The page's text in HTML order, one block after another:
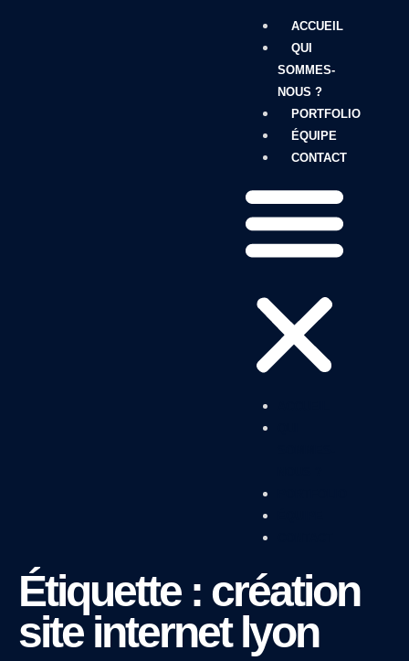
ACCUEIL
QUI
SOMMES-
NOUS ?
PORTFOLIO
ÉQUIPE
CONTACT
Étiquette : création
site internet lyon